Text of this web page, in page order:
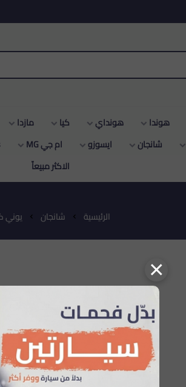
هونداي كيا مازدا ميتسوبيشي
ايسوزو ام جي MG Maxus
شانجان يوني كي
تعذر جلب المزيد 😢